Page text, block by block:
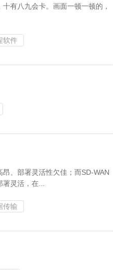
有八九会卡。画面一顿一顿的，
软件
、部署灵活性欠佳；而SD-WAN
灵活，在...
传输